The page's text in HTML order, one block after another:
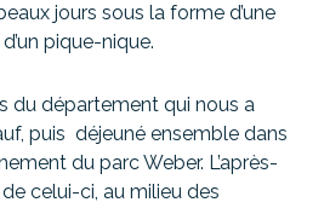
jours sous la forme d’une
pique-nique.
du département qui nous a
puis déjeuné ensemble dans
du parc Weber. L’après-
celui-ci, au milieu des